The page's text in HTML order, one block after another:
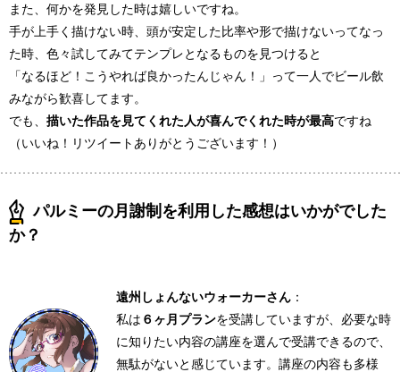
また、何かを発見した時は嬉しいですね。
手が上手く描けない時、頭が安定した比率や形で描けないってなっ
た時、色々試してみてテンプレとなるものを見つけると
「なるほど！こうやれば良かったんじゃん！」って一人でビール飲
みながら歓喜してます。
でも、 描いた作品を見てくれた人が喜んでくれた時が最高ですね
（いいね！リツイートありがとうございます！）
パルミーの月謝制を利用した感想はいかがでした
か？
遠州しょんないウォーカーさん ：
私は ６ヶ月プランを受講していますが、必要な時
に知りたい内容の講座を選んで受講できるので、
無駄がないと感じています。講座の内容も多様